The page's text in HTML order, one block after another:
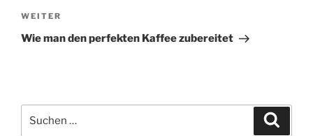
a
t
:
Nächster
Beitrag
WEITER
Wie man den perfekten Kaffee zubereitet
nach: